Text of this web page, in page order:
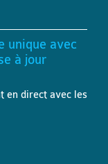
unique avec
à jour
en direct avec les